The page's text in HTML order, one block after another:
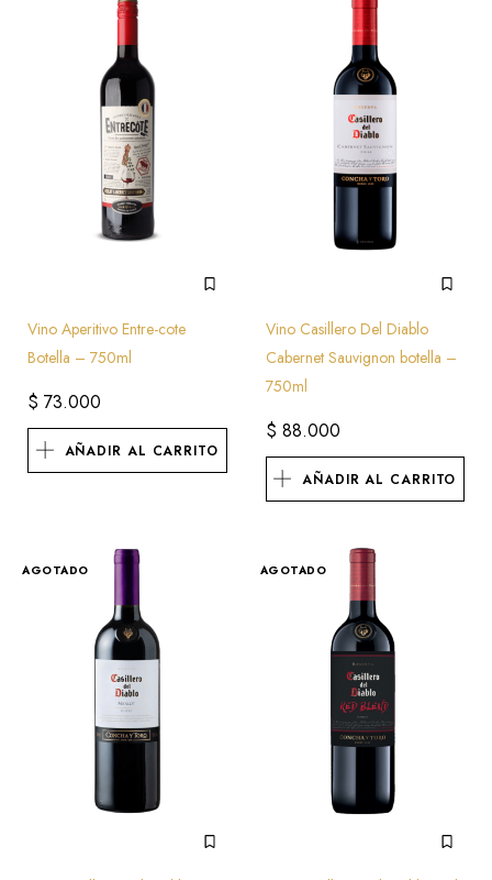
Vino Aperitivo Entre-cote
Botella – 750ml
$ 73.000
AÑADIR AL CARRITO
Vino Casillero Del Diablo
Cabernet Sauvignon botella –
750ml
$ 88.000
AÑADIR AL CARRITO
AGOTADO AGOTADO